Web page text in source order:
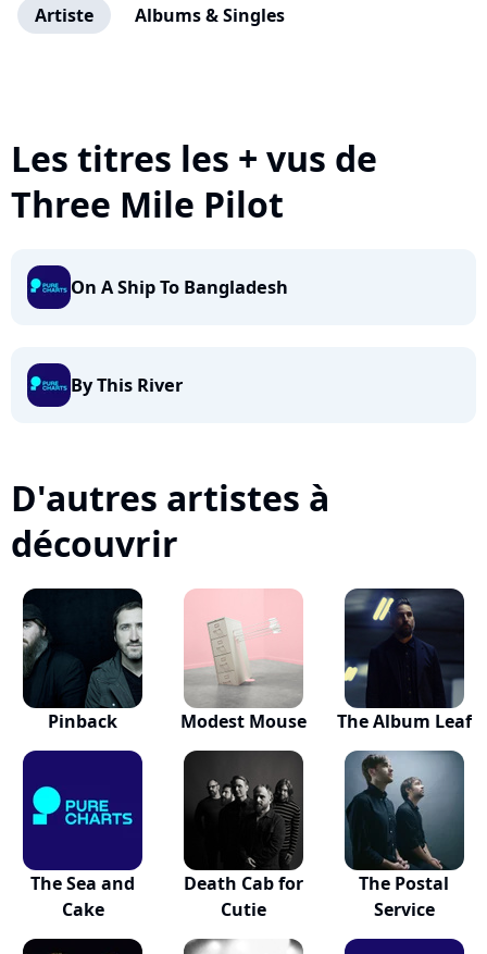
Artiste Albums & Singles
Les titres les + vus de
Three Mile Pilot
On A Ship To Bangladesh
By This River
D'autres artistes à
découvrir
Pinback Modest Mouse The Album Leaf
The Sea and
Cake
Death Cab for
Cutie
The Postal
Service